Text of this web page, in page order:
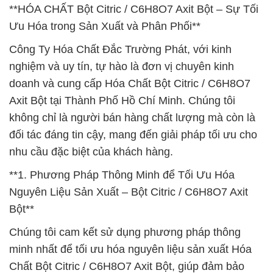
**HÓA CHẤT Bột Citric / C6H8O7 Axit Bột – Sự Tối
Ưu Hóa trong Sản Xuất và Phân Phối**
Công Ty Hóa Chất Đắc Trường Phát, với kinh
nghiệm và uy tín, tự hào là đơn vị chuyên kinh
doanh và cung cấp Hóa Chất Bột Citric / C6H8O7
Axit Bột tại Thành Phố Hồ Chí Minh. Chúng tôi
không chỉ là người bán hàng chất lượng mà còn là
đối tác đáng tin cậy, mang đến giải pháp tối ưu cho
nhu cầu đặc biệt của khách hàng.
**1. Phương Pháp Thông Minh để Tối Ưu Hóa
Nguyên Liệu Sản Xuất – Bột Citric / C6H8O7 Axit
Bột**
Chúng tôi cam kết sử dụng phương pháp thông
minh nhất để tối ưu hóa nguyên liệu sản xuất Hóa
Chất Bột Citric / C6H8O7 Axit Bột, giúp đảm bảo